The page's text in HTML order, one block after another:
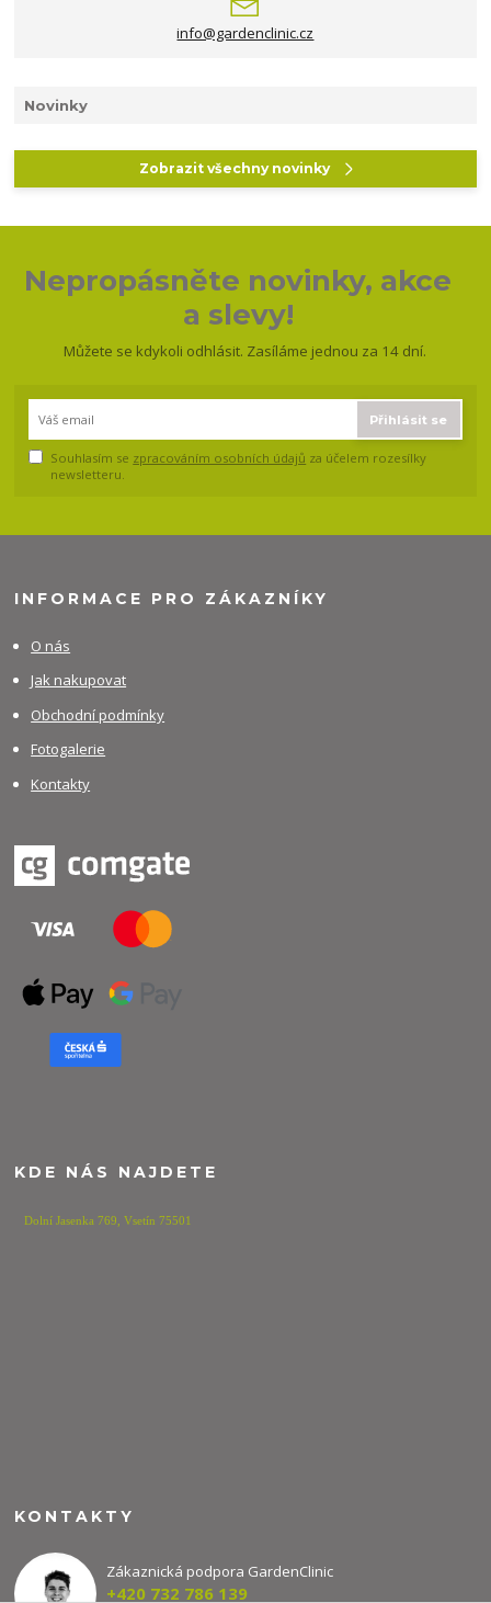
info@gardenclinic.cz
Novinky
Zobrazit všechny novinky
Nepropásněte novinky, akce
a slevy!
Můžete se kdykoli odhlásit. Zasíláme jednou za 14 dní.
Přihlásit se
Souhlasím se zpracováním osobních údajů za účelem rozesílky
newsletteru.
INFORMACE PRO ZÁKAZNÍKY
O nás
Jak nakupovat
Obchodní podmínky
Fotogalerie
Kontakty
KDE NÁS NAJDETE
Dolní Jasenka 769,Vsetín 75501
KONTAKTY
Zákaznická podpora GardenClinic
+420 732 786 139